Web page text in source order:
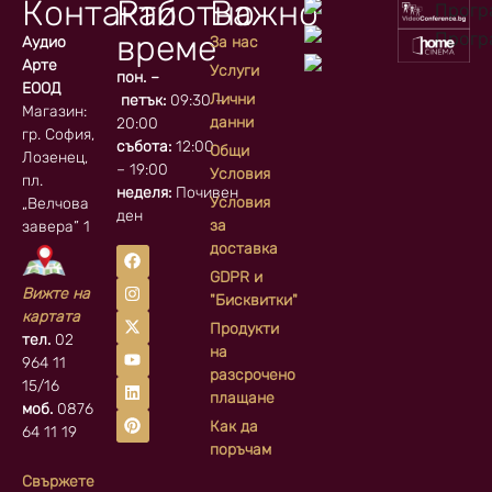
Контакти
Аудио
Арте
ЕООД
Магазин:
гр. София, кв.
Лозенец,
пл.
„Велчова
завера” 1
Вижте на
картата
тел. 02
964 11
15/16
моб. 0876
64 11 19
Свържете
Работно
време
пон. –
петък:09:30 –
20:00
събота:12:00
– 19:00
неделя:Почивен
ден
Важно
За нас
Услуги
Лични
данни
Общи
Условия
Условия
за
доставка
GDPR и
"Бисквитки"
Продукти
на
разсрочено
плащане
Как да
поръчам